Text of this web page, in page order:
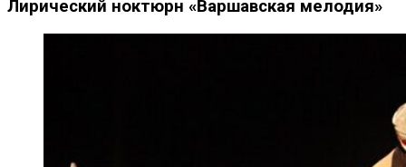
Лирический ноктюрн «Варшавская мелодия»